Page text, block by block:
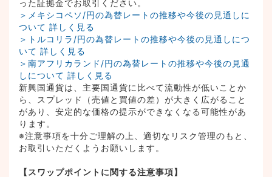
った証拠金でお取引ください。
＞メキシコペソ/円の為替レートの推移や今後の見通しに
ついて 詳しく見る
＞トルコリラ/円の為替レートの推移や今後の見通しにつ
いて 詳しく見る
＞南アフリカランド/円の為替レートの推移や今後の見通
しについて 詳しく見る
新興国通貨は、主要国通貨に比べて流動性が低いことか
ら、スプレッド（売値と買値の差）が大きく広がること
があり、安定的な価格の提示ができなくなる可能性があ
ります。
※注意事項を十分ご理解の上、適切なリスク管理のもと、
お取引いただくようお願いします。
【スワップポイントに関する注意事項】